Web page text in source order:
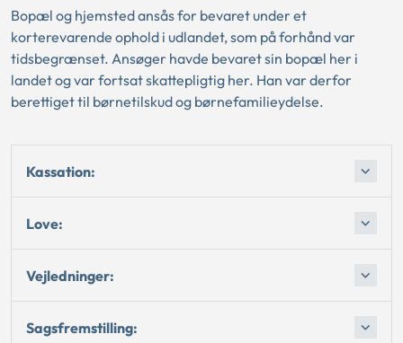
Bopæl og hjemsted ansås for bevaret under et
korterevarende ophold i udlandet, som på forhånd var
tidsbegrænset. Ansøger havde bevaret sin bopæl her i
landet og var fortsat skattepligtig her. Han var derfor
berettiget til børnetilskud og børnefamilieydelse.
Kassation:
Love:
Vejledninger:
Sagsfremstilling: